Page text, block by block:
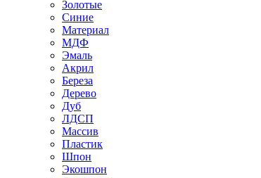
Золотые
Синие
Материал
МДФ
Эмаль
Акрил
Береза
Дерево
Дуб
ЛДСП
Массив
Пластик
Шпон
Экошпон